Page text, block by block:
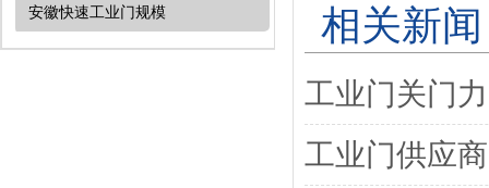
安徽快速工业门规模 相关新闻
工业门关门
工业门供应